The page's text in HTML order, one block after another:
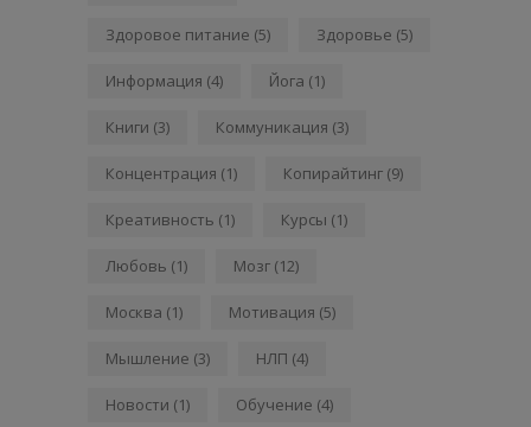
Здоровое питание (5) Здоровье (5)
Информация (4) Йога (1)
Книги (3) Коммуникация (3)
Концентрация (1) Копирайтинг (9)
Креативность (1) Курсы (1)
Любовь (1) Мозг (12)
Москва (1) Мотивация (5)
Мышление (3) НЛП (4)
Новости (1) Обучение (4)